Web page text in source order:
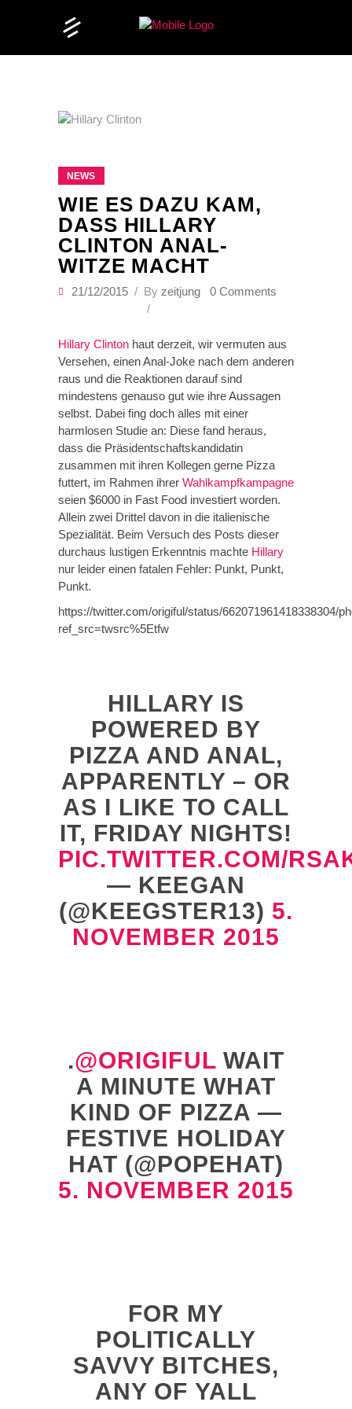
NEWS
WIE ES DAZU KAM,
DASS HILLARY
CLINTON ANAL-
WITZE MACHT
21/12/2015 By zeitjung 0 Comments
Hillary Clinton haut derzeit, wir vermuten aus
Versehen, einen Anal-Joke nach dem anderen
raus und die Reaktionen darauf sind
mindestens genauso gut wie ihre Aussagen
selbst. Dabei fing doch alles mit einer
harmlosen Studie an: Diese fand heraus,
dass die Präsidentschaftskandidatin
zusammen mit ihren Kollegen gerne Pizza
futtert, im Rahmen ihrer Wahlkampfkampagne
seien $6000 in Fast Food investiert worden.
Allein zwei Drittel davon in die italienische
Spezialität. Beim Versuch des Posts dieser
durchaus lustigen Erkenntnis machte Hillary
nur leider einen fatalen Fehler: Punkt, Punkt,
Punkt.
https://twitter.com/origiful/status/662071961418338304/
ref_src=twsrc%5Etfw
HILLARY IS
POWERED BY
PIZZA AND ANAL,
APPARENTLY – OR
AS I LIKE TO CALL
IT, FRIDAY NIGHTS!
PIC.TWITTER.COM/
— KEEGAN
(@KEEGSTER13) 5.
NOVEMBER 2015
.@ORIGIFULWAIT
A MINUTE WHAT
KIND OF PIZZA —
FESTIVE HOLIDAY
HAT (@POPEHAT)
5. NOVEMBER 2015
FOR MY
POLITICALLY
SAVVY BITCHES,
ANY OF YALL